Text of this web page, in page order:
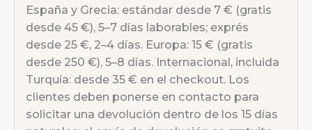
España y Grecia: estándar desde 7 € (gratis
desde 45 €), 5–7 días laborables; exprés
desde 25 €, 2–4 días. Europa: 15 € (gratis
desde 250 €), 5–8 días. Internacional, incluida
Turquía: desde 35 € en el checkout. Los
clientes deben ponerse en contacto para
solicitar una devolución dentro de los 15 días